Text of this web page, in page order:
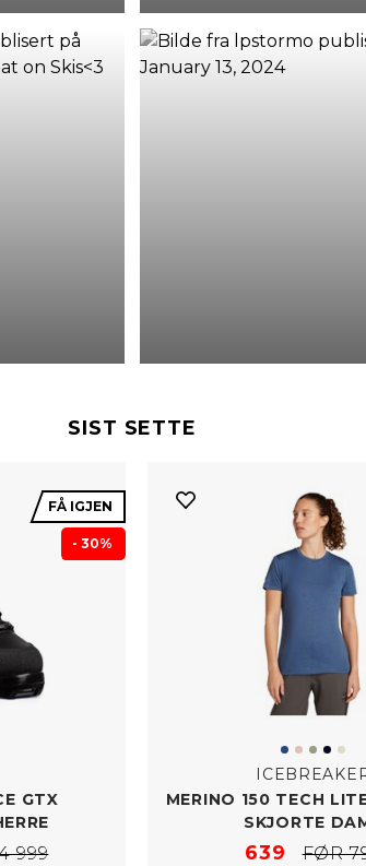
SIST SETTE
FÅ IGJEN
- 30%
GTX
999
MERINO 150 TECH
SKJORTE
639 FØR